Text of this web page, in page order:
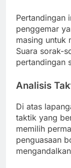
Pertandingan
penggemar
masing untuk
Suara sorak-
pertandingan
Analisis
Di atas
taktik yang
memilih
penguasaan